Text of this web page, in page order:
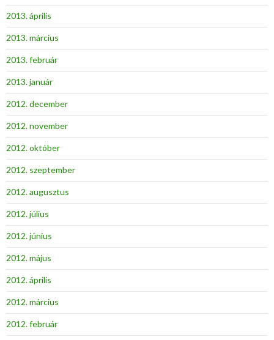
2013. április
2013. március
2013. február
2013. január
2012. december
2012. november
2012. október
2012. szeptember
2012. augusztus
2012. július
2012. június
2012. május
2012. április
2012. március
2012. február